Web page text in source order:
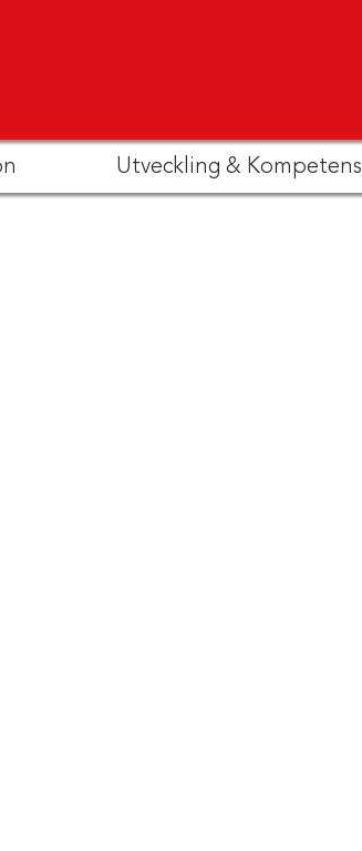
Utveckling & Kompetens